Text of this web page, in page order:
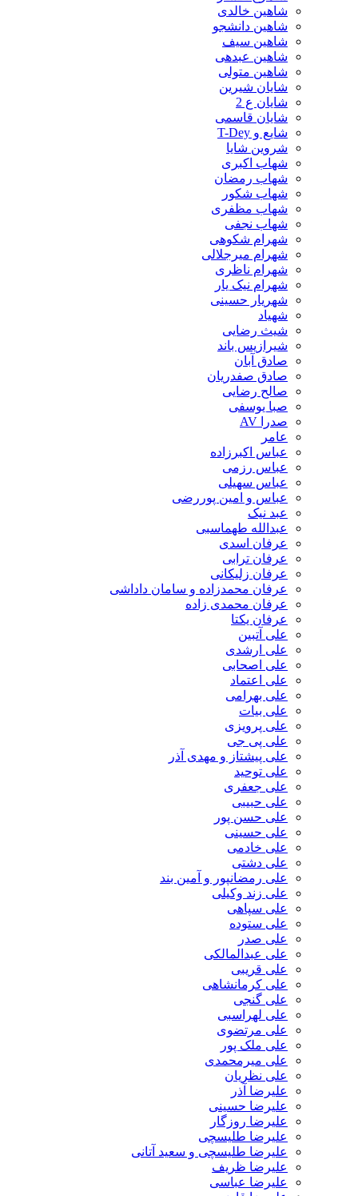
شاهین خالدی
شاهین دانشجو
شاهین سیف
شاهین عبدهی
شاهین متولی
شایان شیرین
شایان ع 2
شایان قاسمی
شایع و T-Dey
شروین شایا
شهاب اکبری
شهاب رمضان
شهاب شکور
شهاب مظفری
شهاب نجفی
شهرام شکوهی
شهرام میرجلالی
شهرام ناظری
شهرام نیک یار
شهریار حسینی
شهیاد
شیث رضایی
شیرازیس باند
صادق آبان
صادق صفدریان
صالح رضایی
صبا یوسفی
صدرا AV
عامر
عباس اکبرزاده
عباس رزمی
عباس سهیلی
عباس و امین پوررضی
عبد نیک
عبدالله طهماسبی‎
عرفان اسدی
عرفان ترابی
عرفان زلیکانی
عرفان محمدزاده و سامان داداشی
عرفان محمدی زاده
عرفان یکتا
علی آتبین
علی ارشدی
علی اصحابی
علی اعتماد
علی بهرامی
علی بیات
علی پرویزی
علی پی جی
علی پیشتاز و مهدی آذر
علی توحید
علی جعفری
علی حبیبی
علی حسن پور
علی حسینی
علی خادمی
علی دشتی
علی رمضانپور و آمین بند
علی زند وکیلی
علی سپاهی
علی ستوده
علی صدر
علی عبدالمالکی
علی قریبی
علی کرمانشاهی
علی گنجی
علی لهراسبی
علی مرتضوی
علی ملک پور
علی میرمحمدی
علی نظریان
علیرضا آذر
علیرضا حسینی
علیرضا روزگار
علیرضا طلیسچی
علیرضا طلیسچی و سعید آتانی
علیرضا ظریف
علیرضا عباسی